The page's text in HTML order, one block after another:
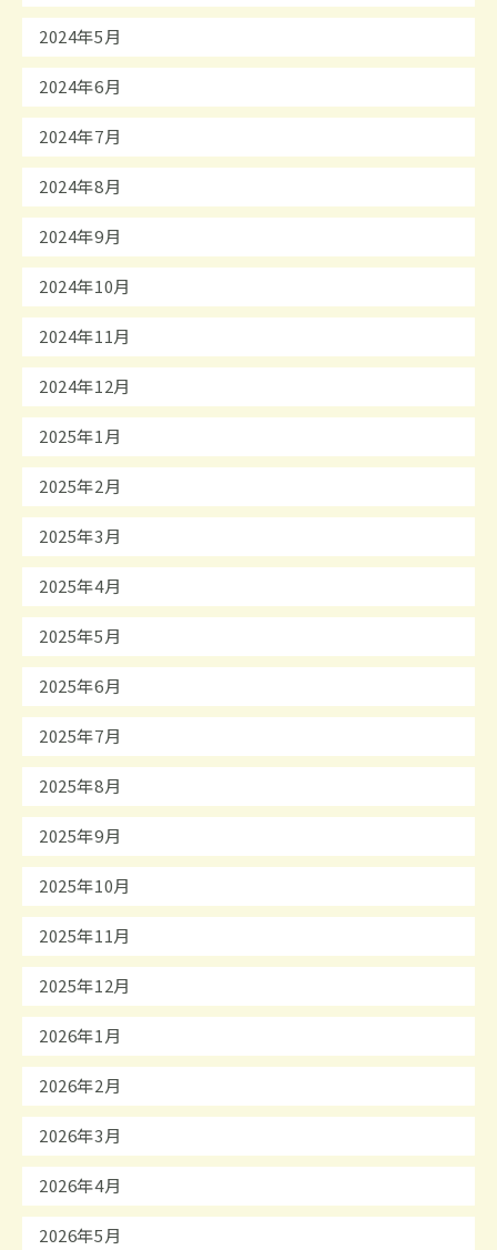
2024年5月
2024年6月
2024年7月
2024年8月
2024年9月
2024年10月
2024年11月
2024年12月
2025年1月
2025年2月
2025年3月
2025年4月
2025年5月
2025年6月
2025年7月
2025年8月
2025年9月
2025年10月
2025年11月
2025年12月
2026年1月
2026年2月
2026年3月
2026年4月
2026年5月